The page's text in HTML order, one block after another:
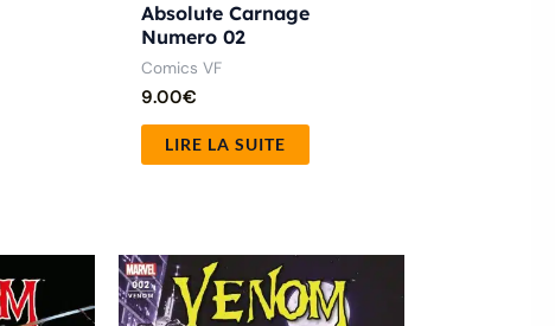
Absolute Carnage
Numero 02
Comics VF
9.00€
LIRE LA SUITE